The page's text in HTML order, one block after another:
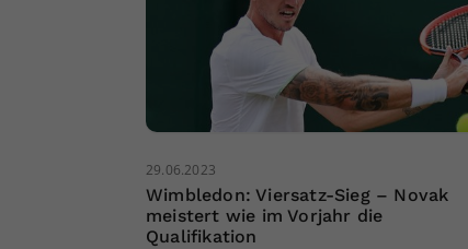
29.06.2023
Wimbledon: Viersatz-Sieg – Novak
meistert wie im Vorjahr die
Qualifikation